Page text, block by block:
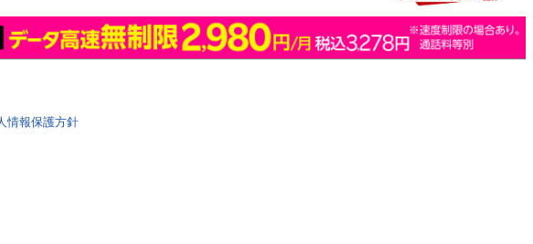
情報保護方針